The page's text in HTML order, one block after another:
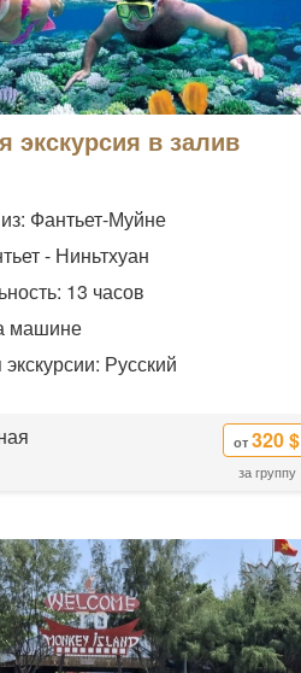
экскурсия в залив
Фантьет-Муйне
- Ниньтхуан
13 часов
машине
Русский
от 320 $
за группу